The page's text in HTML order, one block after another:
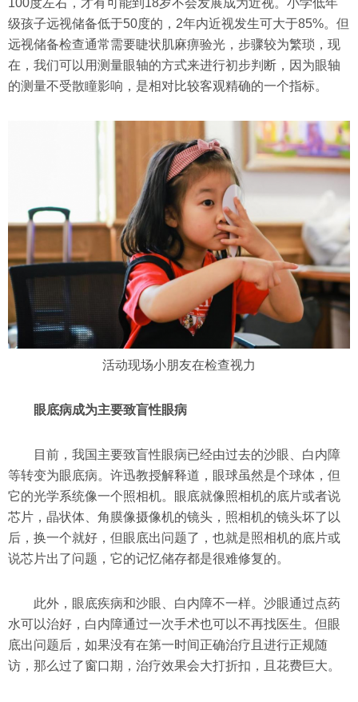
级孩子远视储备低于50度的，2年内近视发生可大于85%。但
远视储备检查通常需要睫状肌麻痹验光，步骤较为繁琐，现
在，我们可以用测量眼轴的方式来进行初步判断，因为眼轴
的测量不受散瞳影响，是相对比较客观精确的一个指标。
活动现场小朋友在检查视力
眼底病成为主要致盲性眼病
目前，我国主要致盲性眼病已经由过去的沙眼、白内障
等转变为眼底病。许迅教授解释道，眼球虽然是个球体，但
它的光学系统像一个照相机。眼底就像照相机的底片或者说
芯片，晶状体、角膜像摄像机的镜头，照相机的镜头坏了以
后，换一个就好，但眼底出问题了，也就是照相机的底片或
说芯片出了问题，它的记忆储存都是很难修复的。
此外，眼底疾病和沙眼、白内障不一样。沙眼通过点药
水可以治好，白内障通过一次手术也可以不再找医生。但眼
底出问题后，如果没有在第一时间正确治疗且进行正规随
访，那么过了窗口期，治疗效果会大打折扣，且花费巨大。